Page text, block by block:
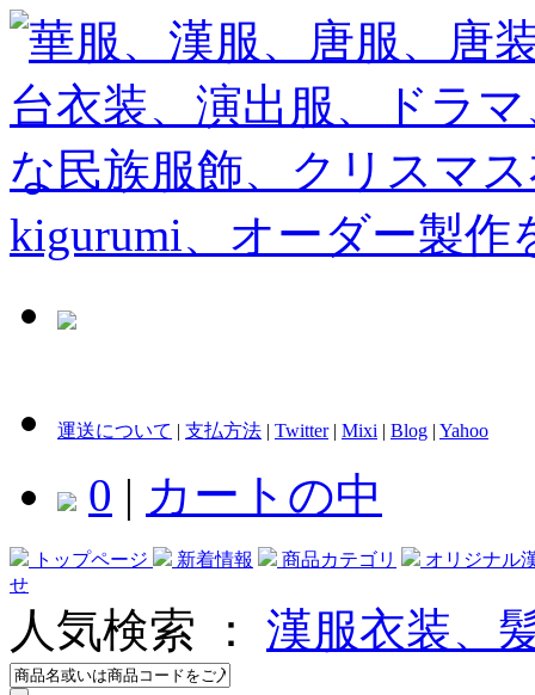
運送について | 支払方法 | Twitter| Mixi | Blog | Yahoo
0 | カートの中
トップページ 新着情報 商品カテゴリ
オリジナル
せ
人気検索 ： 漢服衣装、